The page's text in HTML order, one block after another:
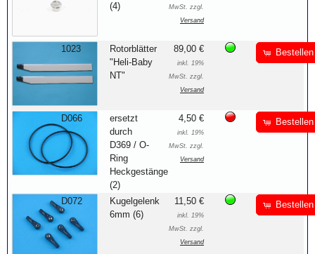
(4)
MwSt. zzgl.
Versand
1023
Rotorblätter
"Heli-Baby
NT"
89,00 €
inkl. 19%
MwSt. zzgl.
Versand
Bestellen
D066
ersetzt
durch
D369 / O-
Ring
Heckgestänge
(2)
4,50 €
inkl. 19%
MwSt. zzgl.
Versand
Bestellen
D072
Kugelgelenk
6mm (6)
11,50 €
inkl. 19%
MwSt. zzgl.
Versand
Bestellen